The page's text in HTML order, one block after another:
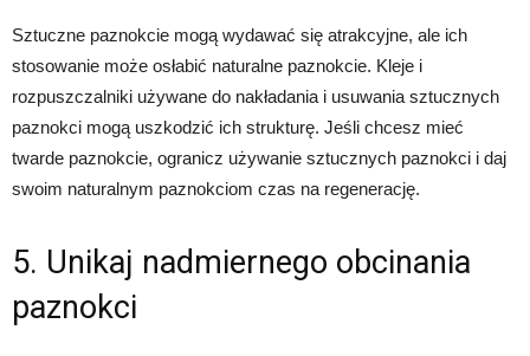
Sztuczne paznokcie mogą wydawać się atrakcyjne, ale ich
stosowanie może osłabić naturalne paznokcie. Kleje i
rozpuszczalniki używane do nakładania i usuwania sztucznych
paznokci mogą uszkodzić ich strukturę. Jeśli chcesz mieć
twarde paznokcie, ogranicz używanie sztucznych paznokci i daj
swoim naturalnym paznokciom czas na regenerację.
5. Unikaj nadmiernego obcinania
paznokci